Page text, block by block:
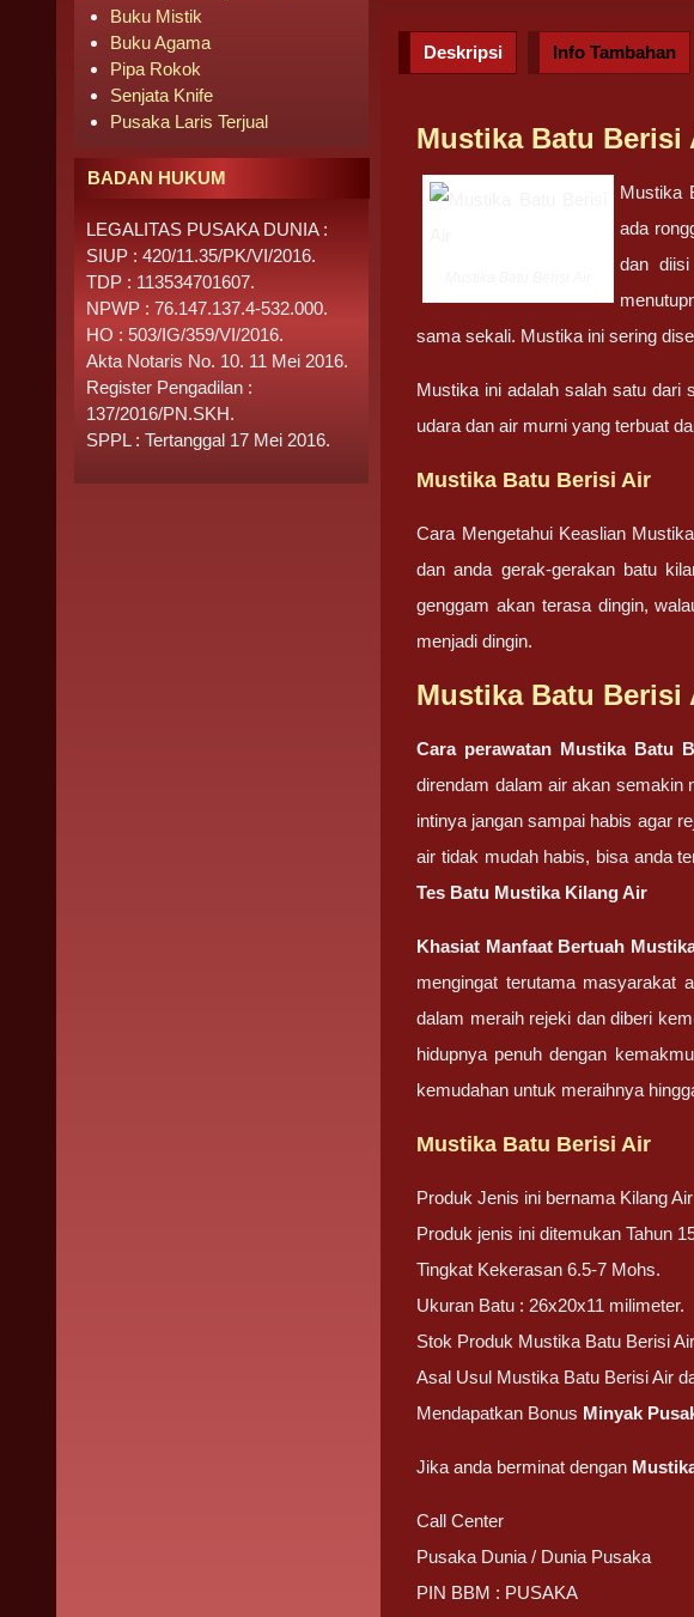
Deskripsi Info Tambahan
Mustika Batu Berisi
Mustika
ada
dan
sama sekali. Mustika ini sering
Mustika ini adalah salah satu dari
udara dan air murni yang terbuat
Mustika Batu Berisi Air
Cara Mengetahui Keaslian
dan anda gerak-gerakan batu
genggam akan terasa dingin,
menjadi dingin.
Mustika Batu Berisi
Cara perawatan Mustika Batu
direndam dalam air akan semakin
intinya jangan sampai habis agar
air tidak mudah habis, bisa anda
Tes Batu Mustika Kilang Air
Khasiat Manfaat Bertuah
mengingat terutama masyarakat
dalam meraih rejeki dan diberi
hidupnya penuh dengan
kemudahan untuk meraihnya
Mustika Batu Berisi Air
Produk Jenis ini bernama Kilang
Produk jenis ini ditemukan Tahun
Tingkat Kekerasan 6.5-7 Mohs.
Ukuran Batu : 26x20x11 milimeter.
Stok Produk Mustika Batu Berisi
Asal Usul Mustika Batu Berisi Air
Mendapatkan Bonus Minyak
Jika anda berminat dengan
Call Center
Pusaka Dunia / Dunia Pusaka
PIN BBM : PUSAKA
Buku Mistik
Buku Agama
Pipa Rokok
Senjata Knife
Pusaka Laris Terjual
BADAN HUKUM
LEGALITAS PUSAKA DUNIA :
SIUP : 420/11.35/PK/VI/2016.
TDP : 113534701607.
NPWP : 76.147.137.4-532.000.
HO : 503/IG/359/VI/2016.
Akta Notaris No. 10. 11 Mei 2016.
Register Pengadilan :
137/2016/PN.SKH.
SPPL : Tertanggal 17 Mei 2016.